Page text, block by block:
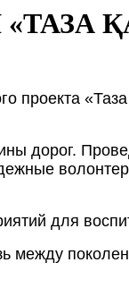
проекта
дорог.
для